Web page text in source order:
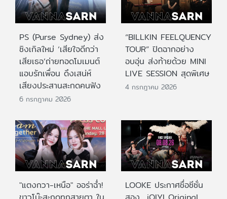
PS (Purse Sydney) ส่ง
ซิงเกิลใหม่ ‘เสียใจดีกว่า
เสียเธอ’ถ่ายทอดโมเมนต์
แอบรักเพื่อน ดึงเสน่ห์
เสียงประสานสะกดคนฟัง
6 กรกฎาคม 2026
“BILLKIN FEELQUENCY
TOUR” ปิดฉากอย่าง
อบอุ่น ส่งท้ายด้วย MINI
LIVE SESSION สุดพิเศษ
4 กรกฎาคม 2026
"แตงกวา-เหนือ" ออร่าฉ่ำ!
LOOKE ประกาศชื่อซีซั่น